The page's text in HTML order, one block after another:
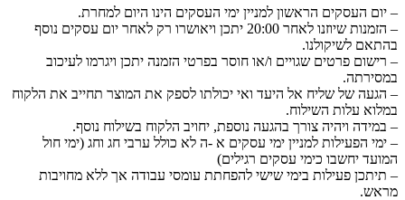
– יום העסקים הראשון למניין ימי העסקים הינו היום למחרת.
– הזמנות שיוזנו לאחר 20:00 יתכן ויאושרו רק לאחר יום עסקים נוסף
בהתאם לשיקולנו.
– רישום פרטים שגויים ו/או חוסר בפרטי הזמנה יתכן ויגרמו לעיכוב
במסירתה.
– הגעה של שליח אל היעד ואי יכולתו לספק את המוצר תחייב את הלקוח
במלוא עלות השילוח.
– במידה ויהיה צורך בהגעה נוספת, יחויב הלקוח בשילוח נוסף.
– ימי הפעילות למניין ימי עסקים א -ה לא כולל ערבי חג וחג (ימי חול
המועד יחשבו כימי עסקים רגילים)
– תיתכן פעילות בימי שישי להפחתת עומסי עבודה אך ללא מחויבות
מראש.